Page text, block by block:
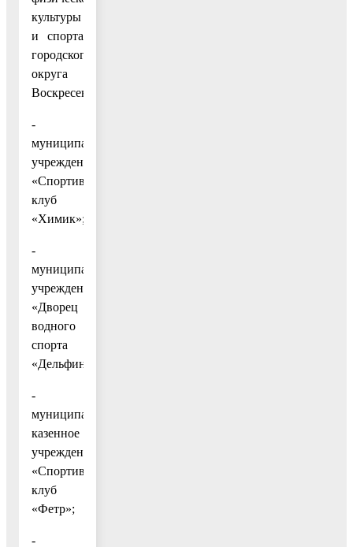
культуры
и спорта
городского
округа
Воскресенск:
-
муниципальное
учреждение
«Спортивный
клуб
«Химик»;
-
муниципальное
учреждение
«Дворец
водного
спорта
«Дельфин»;
-
муниципальное
казенное
учреждение
«Спортивный
клуб
«Фетр»;
-